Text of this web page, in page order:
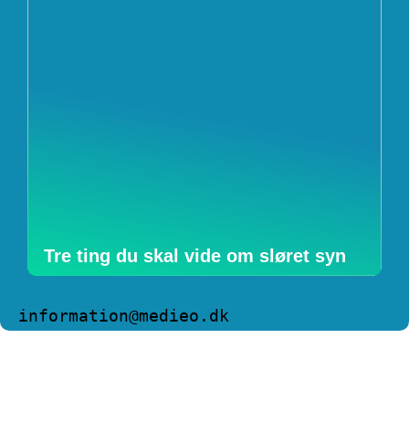
Tre ting du skal vide om sløret syn
information@medieo.dk